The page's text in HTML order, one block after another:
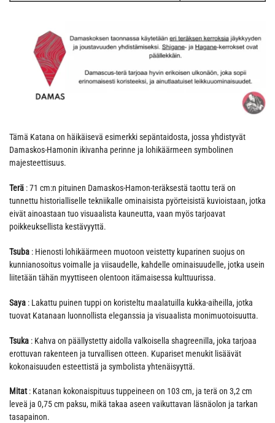
Tämä Katana on häikäisevä esimerkki sepäntaidosta, jossa yhdistyvät
Damaskos-Hamonin ikivanha perinne ja lohikäärmeen symbolinen
majesteettisuus.
Terä : 71 cm:n pituinen Damaskos-Hamon-teräksestä taottu terä on
tunnettu historialliselle tekniikalle ominaisista pyörteisistä kuvioistaan, jotka
eivät ainoastaan tuo visuaalista kauneutta, vaan myös tarjoavat
poikkeuksellista kestävyyttä.
Tsuba : Hienosti lohikäärmeen muotoon veistetty kuparinen suojus on
kunnianosoitus voimalle ja viisaudelle, kahdelle ominaisuudelle, jotka usein
liitetään tähän myyttiseen olentoon itämaisessa kulttuurissa.
Saya : Lakattu puinen tuppi on koristeltu maalatuilla kukka-aiheilla, jotka
tuovat Katanaan luonnollista eleganssia ja visuaalista monimuotoisuutta.
Tsuka : Kahva on päällystetty aidolla valkoisella shagreenilla, joka tarjoaa
erottuvan rakenteen ja turvallisen otteen. Kupariset menukit lisäävät
kokonaisuuden esteettistä ja symbolista yhtenäisyyttä.
Mitat: Katanan kokonaispituus tuppeineen on 103 cm, ja terä on 3,2 cm
leveä ja 0,75 cm paksu, mikä takaa aseen vaikuttavan läsnäolon ja tarkan
tasapainon.